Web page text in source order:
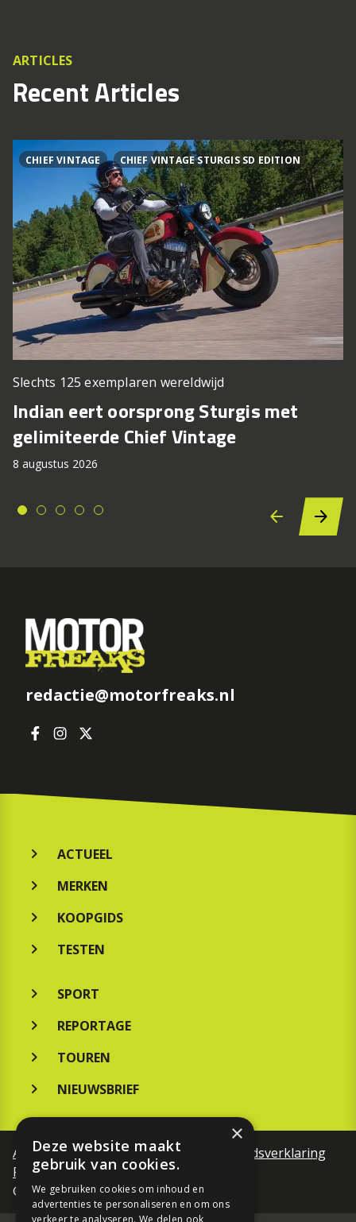
ARTICLES
Recent Articles
CHIEF VINTAGE CHIEF VINTAGE STURGIS SD EDITION
Slechts 125 exemplaren wereldwijd
Indian eert oorsprong Sturgis met
gelimiteerde Chief Vintage
8 augustus 2026
redactie@motorfreaks.nl
ACTUEEL
MERKEN
KOOPGIDS
TESTEN
SPORT
REPORTAGE
TOUREN
NIEUWSBRIEF
Algemene voorwaardenToegankelijkheidsverklaring
Privacy Policy
©Motorfreaks 2026
×
Deze website maakt
gebruik van cookies.
We gebruiken cookies om inhoud en
advertenties te personaliseren en om ons
verkeer te analyseren. We delen ook